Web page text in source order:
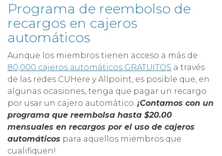
Programa de reembolso de
recargos en cajeros
automáticos
Aunque los miembros tienen acceso a más de
80,000 cajeros automáticos GRATUITOS a través
de las redes CUHere y Allpoint, es posible que, en
algunas ocasiones, tenga que pagar un recargo
por usar un cajero automático. ¡Contamos con un
programa que reembolsa hasta $20.00
mensuales en recargos por el uso de cajeros
automáticos para aquellos miembros que
cualifiquen!